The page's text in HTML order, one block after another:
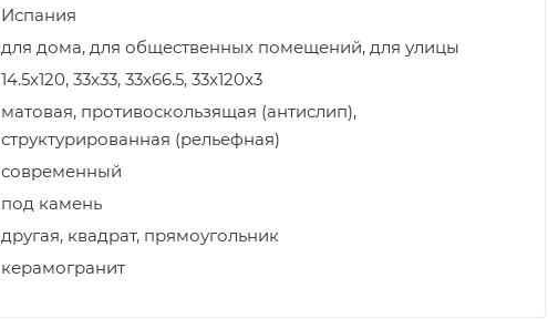
Испания
для дома, для общественных помещений, для улицы
14.5x120, 33x33, 33x66.5, 33x120x3
матовая, противоскользящая (антислип),
структурированная (рельефная)
современный
под камень
другая, квадрат, прямоугольник
керамогранит